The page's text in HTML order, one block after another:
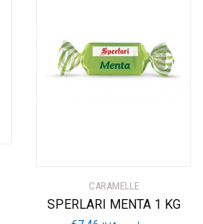
CARAMELLE
SPERLARI MENTA 1 KG